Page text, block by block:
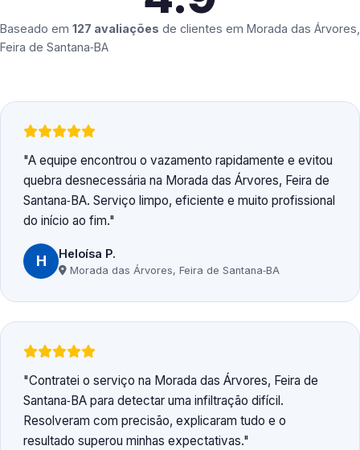
Baseado em 127 avaliações de clientes em Morada das Árvores,
Feira de Santana‑BA
A equipe encontrou o vazamento rapidamente e evitou
quebra desnecessária na Morada das Árvores, Feira de
Santana‑BA. Serviço limpo, eficiente e muito profissional
do início ao fim.
H Heloísa P.
Morada das Árvores, Feira de Santana‑BA
Contratei o serviço na Morada das Árvores, Feira de
Santana‑BA para detectar uma infiltração difícil.
Resolveram com precisão, explicaram tudo e o
resultado superou minhas expectativas.